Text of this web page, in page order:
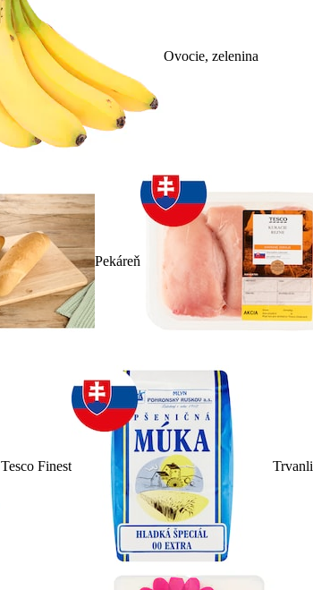
Ovocie, zelenina
Pekáreň
Tesco Finest